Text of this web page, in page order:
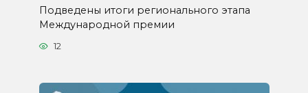
Подведены итоги регионального этапа
Международной премии
12